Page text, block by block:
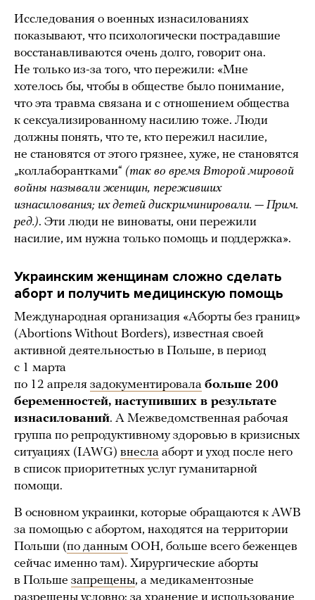
Исследования о военных изнасилованиях
показывают, что психологически пострадавшие
восстанавливаются очень долго, говорит она.
Не только из-за того, что пережили: «Мне
хотелось бы, чтобы в обществе было понимание,
что эта травма связана и с отношением общества
к сексуализированному насилию тоже. Люди
должны понять, что те, кто пережил насилие,
не становятся от этого грязнее, хуже, не становятся
„коллаборантками“ (так во время Второй мировой
войны называли женщин, переживших
изнасилования; их детей дискриминировали. — Прим.
ред.). Эти люди не виноваты, они пережили
насилие, им нужна только помощь и поддержка».
Украинским женщинам сложно сделать
аборт и получить медицинскую помощь
Международная организация «Аборты без границ»
(Abortions Without Borders), известная своей
активной деятельностью в Польше, в период
с 1 марта
по 12 апреля задокументировала больше 200
беременностей, наступивших в результате
изнасилований. А Межведомственная рабочая
группа по репродуктивному здоровью в кризисных
ситуациях (IAWG) внесла аборт и уход после него
в список приоритетных услуг гуманитарной
помощи.
В основном украинки, которые обращаются к AWB
за помощью с абортом, находятся на территории
Польши (по данным ООН, больше всего беженцев
сейчас именно там). Хирургические аборты
в Польше запрещены, а медикаментозные